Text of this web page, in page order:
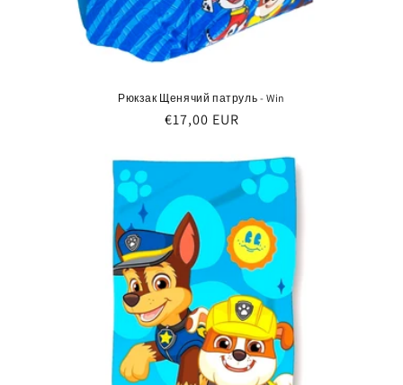
Рюкзак Щенячий патруль - Win
Обычная
€17,00 EUR